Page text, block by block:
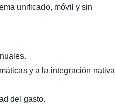
unificado, móvil y sin
y a la integración nativa
del gasto.